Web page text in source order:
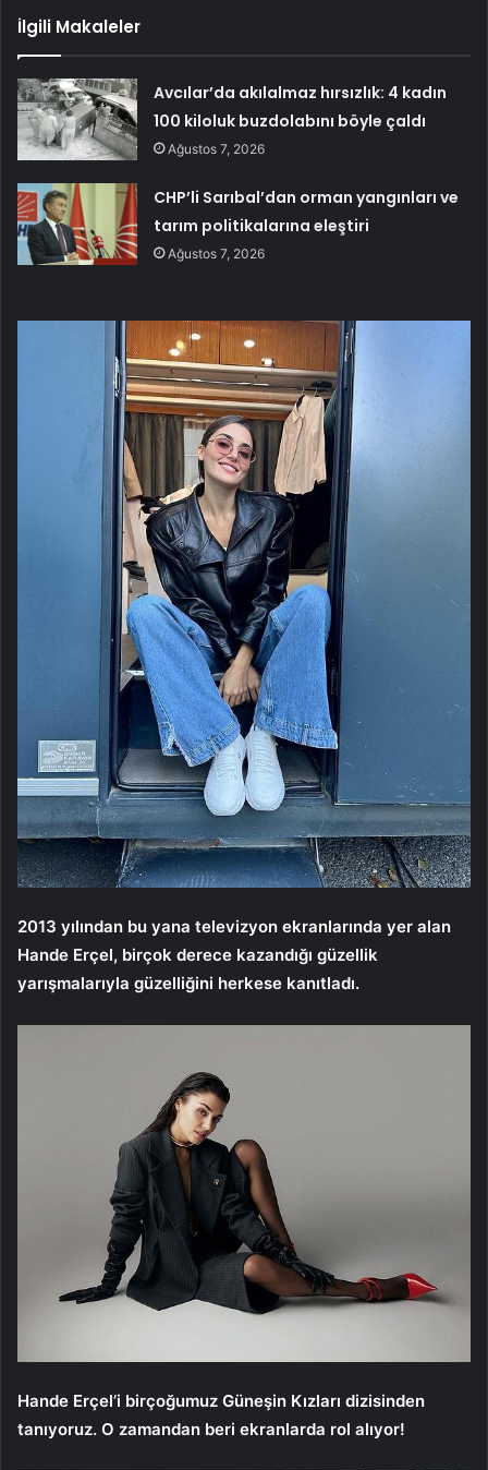
İlgili Makaleler
Avcılar’da akılalmaz hırsızlık: 4 kadın
100 kiloluk buzdolabını böyle çaldı
Ağustos 7, 2026
CHP’li Sarıbal’dan orman yangınları ve
tarım politikalarına eleştiri
Ağustos 7, 2026
2013 yılından bu yana televizyon ekranlarında yer alan
Hande Erçel, birçok derece kazandığı güzellik
yarışmalarıyla güzelliğini herkese kanıtladı.
Hande Erçel’i birçoğumuz Güneşin Kızları dizisinden
tanıyoruz. O zamandan beri ekranlarda rol alıyor!